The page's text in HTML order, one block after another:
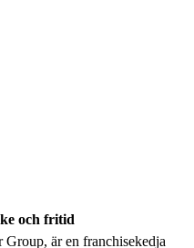
och fritid
är en franchisekedja